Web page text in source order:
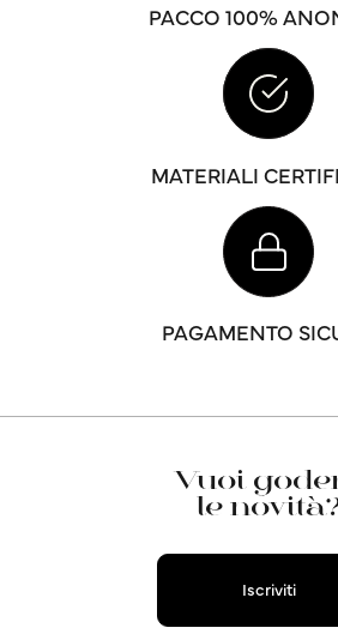
PACCO 100%
MATERIALI
PAGAMENTO
Vuoi
le
Iscriviti